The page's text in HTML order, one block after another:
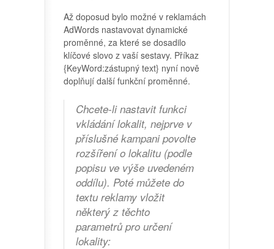
Až doposud bylo možné v reklamách
AdWords nastavovat dynamické
proměnné, za které se dosadilo
klíčové slovo z vaší sestavy. Příkaz
{KeyWord:zástupný text} nyní nově
doplňují další funkční proměnné.
Chcete-li nastavit funkci
vkládání lokalit, nejprve v
příslušné kampani povolte
rozšíření o lokalitu (podle
popisu ve výše uvedeném
oddílu). Poté můžete do
textu reklamy vložit
některý z těchto
parametrů pro určení
lokality: